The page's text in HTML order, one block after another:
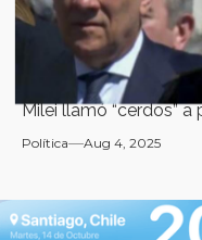
Milei llamó “cerdos”
Política Aug 4, 2025